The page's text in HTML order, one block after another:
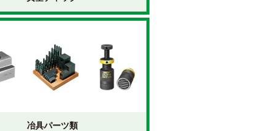
冶具パーツ類